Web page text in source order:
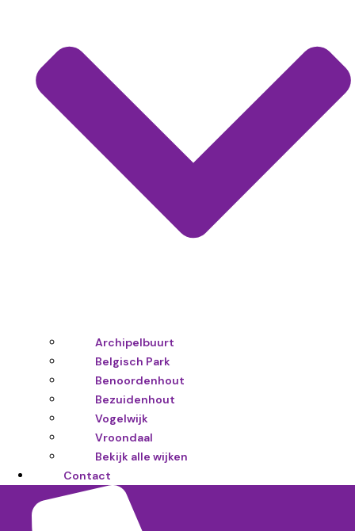
Archipelbuurt
Belgisch Park
Benoordenhout
Bezuidenhout
Vogelwijk
Vroondaal
Bekijk alle wijken
Contact